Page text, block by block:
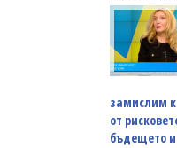
замислим
от
бъдещето и